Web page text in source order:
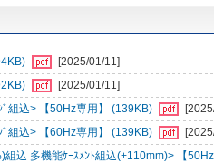
[2025/01/11]
[2025/01/11]
ﾞ組込> 【50Hz専用】 (139KB)
ﾞ組込> 【60Hz専用】 (139KB)
組込 多機能ｹｰｽﾒﾝﾄ組込(+110mm)> 【